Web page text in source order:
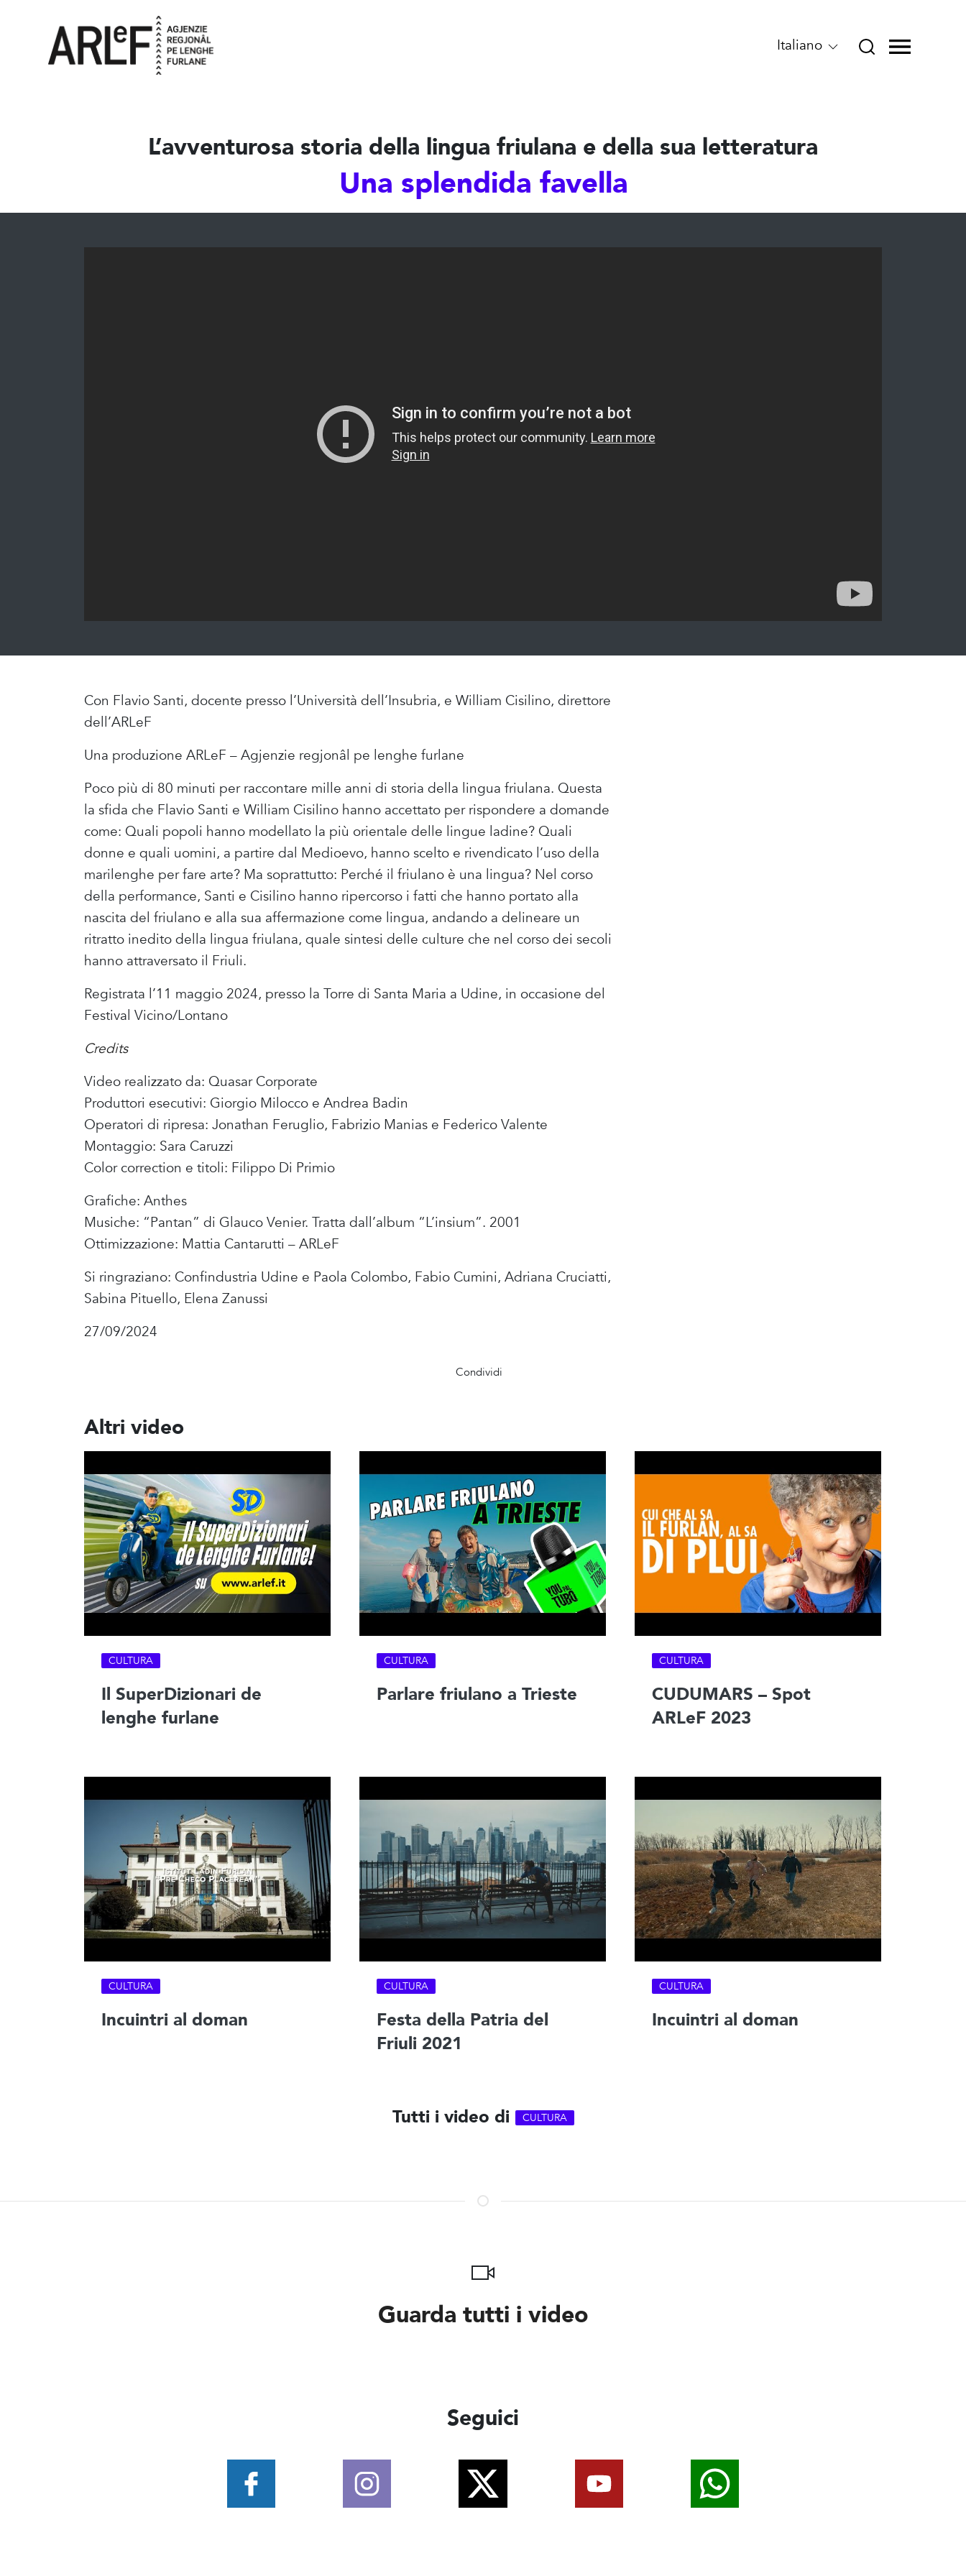
Italiano
L’avventurosa storia della lingua friulana e della sua letteratura
Una splendida favella
Con Flavio Santi, docente presso l’Università dell’Insubria, e William Cisilino, direttore
dell’ARLeF
Una produzione ARLeF – Agjenzie regjonâl pe lenghe furlane
Poco più di 80 minuti per raccontare mille anni di storia della lingua friulana. Questa
la sfida che Flavio Santi e William Cisilino hanno accettato per rispondere a domande
come: Quali popoli hanno modellato la più orientale delle lingue ladine? Quali
donne e quali uomini, a partire dal Medioevo, hanno scelto e rivendicato l’uso della
marilenghe per fare arte? Ma soprattutto: Perché il friulano è una lingua? Nel corso
della performance, Santi e Cisilino hanno ripercorso i fatti che hanno portato alla
nascita del friulano e alla sua affermazione come lingua, andando a delineare un
ritratto inedito della lingua friulana, quale sintesi delle culture che nel corso dei secoli
hanno attraversato il Friuli.
Registrata l’11 maggio 2024, presso la Torre di Santa Maria a Udine, in occasione del
Festival Vicino/Lontano
Credits
Video realizzato da: Quasar Corporate
Produttori esecutivi: Giorgio Milocco e Andrea Badin
Operatori di ripresa: Jonathan Feruglio, Fabrizio Manias e Federico Valente
Montaggio: Sara Caruzzi
Color correction e titoli: Filippo Di Primio
Grafiche: Anthes
Musiche: “Pantan” di Glauco Venier. Tratta dall’album “L’insium”. 2001
Ottimizzazione: Mattia Cantarutti – ARLeF
Si ringraziano: Confindustria Udine e Paola Colombo, Fabio Cumini, Adriana Cruciatti,
Sabina Pituello, Elena Zanussi
27/09/2024
Condividi
Altri video
CULTURA
Il SuperDizionari de
lenghe furlane
CULTURA
Parlare friulano a Trieste
CULTURA
CUDUMARS – Spot
ARLeF 2023
CULTURA
Incuintri al doman
CULTURA
Festa della Patria del
Friuli 2021
CULTURA
Incuintri al doman
Tutti i video di CULTURA
Guarda tutti i video
Seguici